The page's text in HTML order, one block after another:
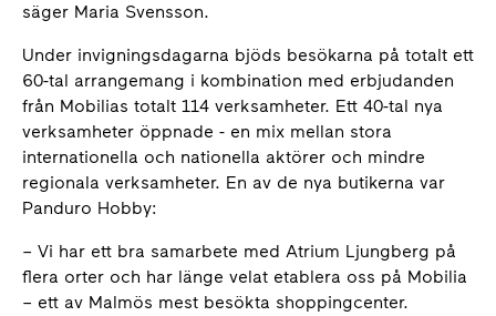
säger Maria Svensson.
Under invigningsdagarna bjöds besökarna på totalt ett
60-tal arrangemang i kombination med erbjudanden
från Mobilias totalt 114 verksamheter. Ett 40-tal nya
verksamheter öppnade - en mix mellan stora
internationella och nationella aktörer och mindre
regionala verksamheter. En av de nya butikerna var
Panduro Hobby:
– Vi har ett bra samarbete med Atrium Ljungberg på
flera orter och har länge velat etablera oss på Mobilia
– ett av Malmös mest besökta shoppingcenter.